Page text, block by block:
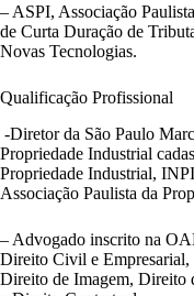
– ASPI, Associação
de Curta Duração de
Novas Tecnologias.
Qualificação Profissional
-Diretor da São Paulo
Propriedade Industrial
Propriedade Industrial,
Associação Paulista da
– Advogado inscrito na
Direito Civil e Empresarial,
Direito de Imagem, Direito